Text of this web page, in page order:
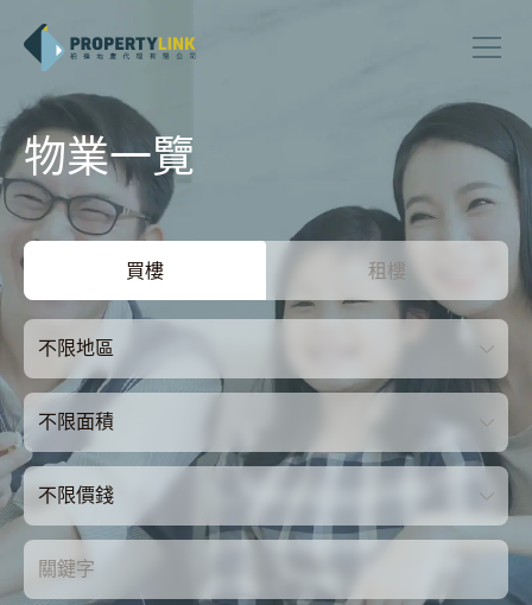
買樓 租樓
不限地區
不限面積
不限價錢
物業一覽